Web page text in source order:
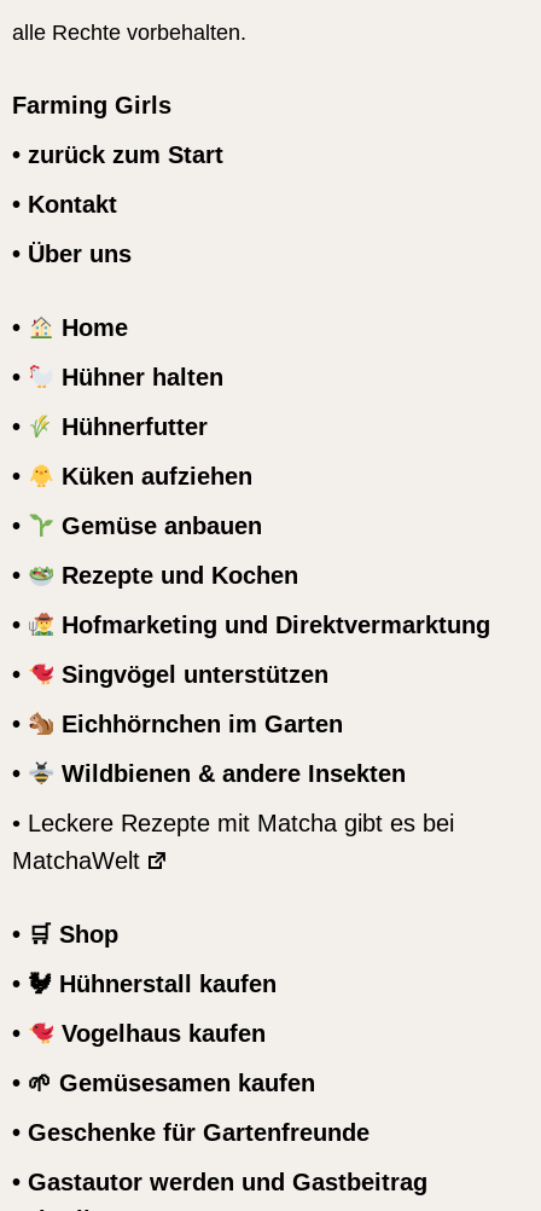
alle Rechte vorbehalten.
Farming Girls
• zurück zum Start
• Kontakt
• Über uns
•
Home
•
Hühner halten
•
Hühnerfutter
•
Küken aufziehen
•
Gemüse anbauen
•
Rezepte und Kochen
•
Hofmarketing und Direktvermarktung
•
Singvögel unterstützen
•
Eichhörnchen im Garten
•
Wildbienen & andere Insekten
• Leckere Rezepte mit Matcha gibt es bei
MatchaWelt
• 🛒 Shop
• 🐓 Hühnerstall kaufen
•
Vogelhaus kaufen
• 🌱 Gemüsesamen kaufen
• Geschenke für Gartenfreunde
• Gastautor werden und Gastbeitrag